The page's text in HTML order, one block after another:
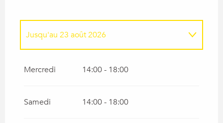
Jusqu'au 23 août 2026
2026
Mercredi 14:00 - 18:00
Samedi 14:00 - 18:00